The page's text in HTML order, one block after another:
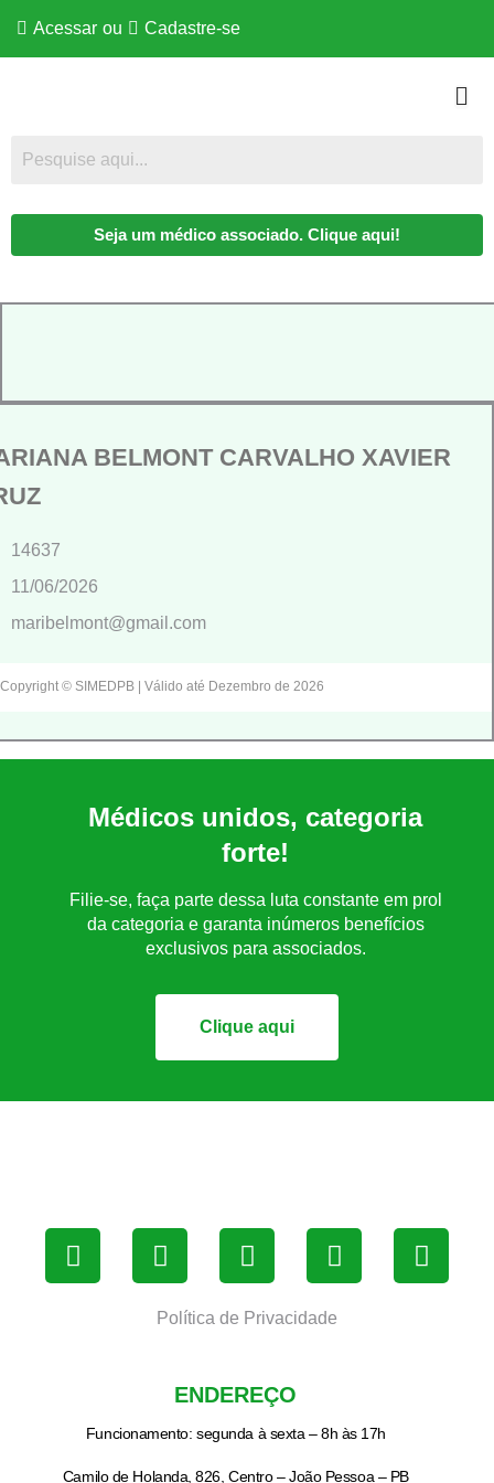
Acessar ou Cadastre-se
Seja um médico associado. Clique aqui!
BELMONT CARVALHO XAVIER
14637
11/06/2026
maribelmont@gmail.com
Copyright © SIMEDPB | Válido até Dezembro de 2026
Médicos unidos, categoria
forte!
Filie-se, faça parte dessa luta constante em prol
da categoria e garanta inúmeros benefícios
exclusivos para associados.
Clique aqui
Política de Privacidade
ENDEREÇO
Funcionamento: segunda à sexta – 8h às 17h
Camilo de Holanda, 826, Centro – João Pessoa – PB